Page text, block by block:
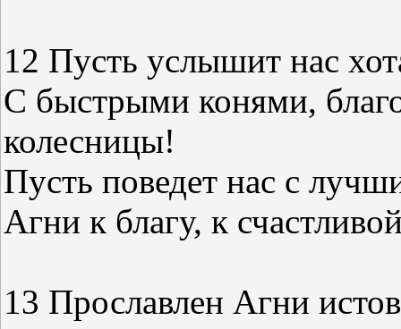
12 Пусть услышит нас
С быстрыми конями,
колесницы!
Пусть поведет нас с
Агни к благу, к
13 Прославлен Агни